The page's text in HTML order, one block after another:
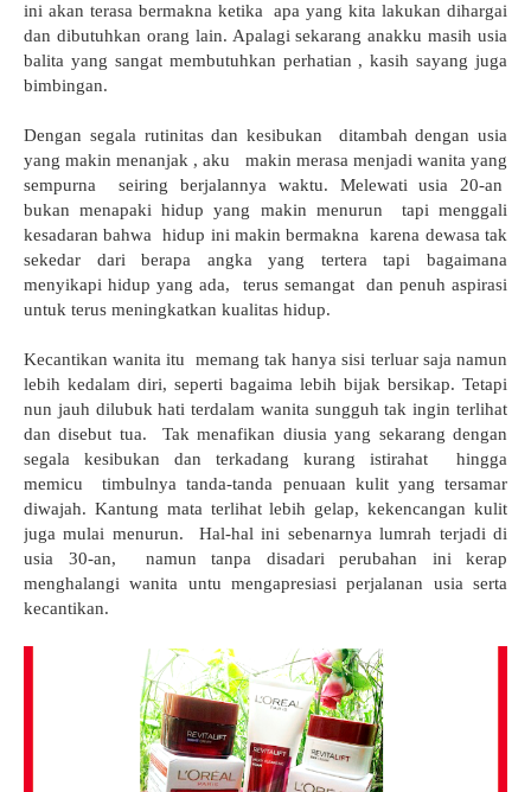
ini akan terasa bermakna ketika apa yang kita lakukan dihargai
dan dibutuhkan orang lain. Apalagi sekarang anakku masih usia
balita yang sangat membutuhkan perhatian , kasih sayang juga
bimbingan.
Dengan segala rutinitas dan kesibukan ditambah dengan usia
yang makin menanjak , aku makin merasa menjadi wanita yang
sempurna seiring berjalannya waktu. Melewati usia 20-an
bukan menapaki hidup yang makin menurun tapi menggali
kesadaran bahwa hidup ini makin bermakna karena dewasa tak
sekedar dari berapa angka yang tertera tapi bagaimana
menyikapi hidup yang ada, terus semangat dan penuh aspirasi
untuk terus meningkatkan kualitas hidup.
Kecantikan wanita itu memang tak hanya sisi terluar saja namun
lebih kedalam diri, seperti bagaima lebih bijak bersikap. Tetapi
nun jauh dilubuk hati terdalam wanita sungguh tak ingin terlihat
dan disebut tua. Tak menafikan diusia yang sekarang dengan
segala kesibukan dan terkadang kurang istirahat hingga
memicu timbulnya tanda-tanda penuaan kulit yang tersamar
diwajah. Kantung mata terlihat lebih gelap, kekencangan kulit
juga mulai menurun. Hal-hal ini sebenarnya lumrah terjadi di
usia 30-an, namun tanpa disadari perubahan ini kerap
menghalangi wanita untu mengapresiasi perjalanan usia serta
kecantikan.